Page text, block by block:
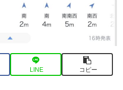
LINE コピー